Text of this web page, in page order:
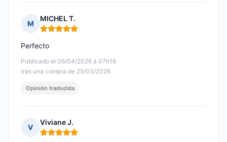
M
MICHEL T.
Nota: 5 de 5
Publicado el 06/04/2026 à 07h16
tras una compra de 25/03/2026
Perfecto
Opinión traducida
V
Viviane J.
Nota: 5 de 5